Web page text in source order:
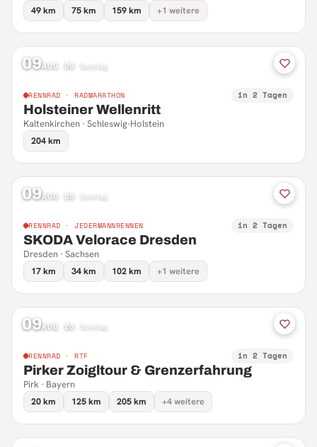
49 km
75 km 159 km +1 weitere
09AUG 26 Sonntag
RENNRAD · RADMARATHON in 2 Tagen
Holsteiner Wellenritt
Kaltenkirchen · Schleswig-Holstein
204 km
09AUG 26 Sonntag
RENNRAD · JEDERMANNRENNEN in 2 Tagen
SKODA Velorace Dresden
Dresden · Sachsen
17 km
34 km 102 km +1 weitere
09AUG 26 Sonntag
RENNRAD · RTF in 2 Tagen
Pirker Zoigltour & Grenzerfahrung
Pirk · Bayern
20 km
125 km 205 km +4 weitere